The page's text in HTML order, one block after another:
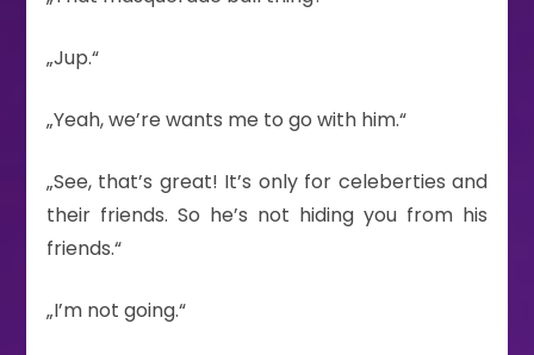
„Jup.“
„Yeah, we’re wants me to go with him.“
„See, that’s great! It’s only for celeberties and
their friends. So he’s not hiding you from his
friends.“
„I’m not going.“